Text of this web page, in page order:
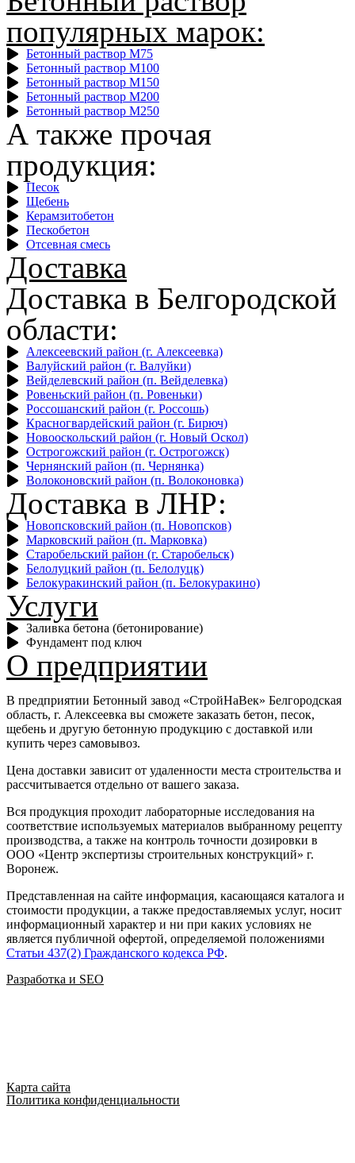
популярных марок:
Бетонный раствор М75
Бетонный раствор М100
Бетонный раствор М150
Бетонный раствор М200
Бетонный раствор М250
А также прочая
продукция:
Песок
Щебень
Керамзитобетон
Пескобетон
Отсевная смесь
Доставка
Доставка в Белгородской
области:
Алексеевский район (г. Алексеевка)
Валуйский район (г. Валуйки)
Вейделевский район (п. Вейделевка)
Ровеньский район (п. Ровеньки)
Россошанский район (г. Россошь)
Красногвардейский район (г. Бирюч)
Новооскольский район (г. Новый Оскол)
Острогожский район (г. Острогожск)
Чернянский район (п. Чернянка)
Волоконовский район (п. Волоконовка)
Доставка в ЛНР:
Новопсковский район (п. Новопсков)
Марковский район (п. Марковка)
Старобельский район (г. Старобельск)
Белолуцкий район (п. Белолуцк)
Белокуракинский район (п. Белокуракино)
Услуги
Заливка бетона (бетонирование)
Фундамент под ключ
О предприятии
В предприятии Бетонный завод «‎СтройНаВек» Белгородская
область, г. Алексеевка вы сможете заказать бетон, песок,
щебень и другую бетонную продукцию с доставкой или
купить через самовывоз.
Цена доставки зависит от удаленности места строительства и
рассчитывается отдельно от вашего заказа.
Вся продукция проходит лабораторные исследования на
соответствие используемых материалов выбранному рецепту
производства, а также на контроль точности дозировки в
ООО «Центр экспертизы строительных конструкций» г.
Воронеж.
Представленная на сайте информация, касающаяся каталога и
стоимости продукции, а также предоставляемых услуг, носит
информационный характер и ни при каких условиях не
является публичной офертой, определяемой положениями
Статьи 437(2) Гражданского кодекса РФ.
Разработка и SEO
Карта сайта
Политика конфиденциальности